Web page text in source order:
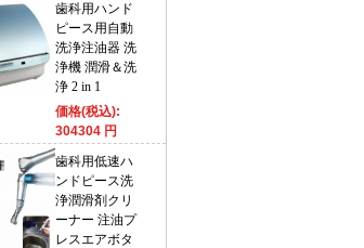
歯科用ハンド
ピース用自動
洗浄注油器 洗
浄機 潤滑＆洗
浄 2 in 1
価格(税込):
304304 円
歯科用低速ハ
ンドピース洗
浄潤滑剤クリ
ーナー 注油プ
レスエアボタ